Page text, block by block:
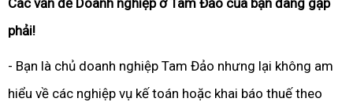
Các vấn đề Doanh nghiệp ở Tam Đảo của bạn đang gặp
phải!
- Bạn là chủ doanh nghiệp Tam Đảo nhưng lại không am
hiểu về các nghiệp vụ kế toán hoặc khai báo thuế theo